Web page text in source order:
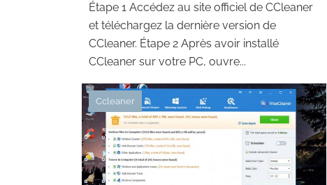
Étape 1 Accédez au site officiel de CCleaner
et téléchargez la dernière version de
CCleaner. Étape 2 Après avoir installé
CCleaner sur votre PC, ouvre...
Ccleaner